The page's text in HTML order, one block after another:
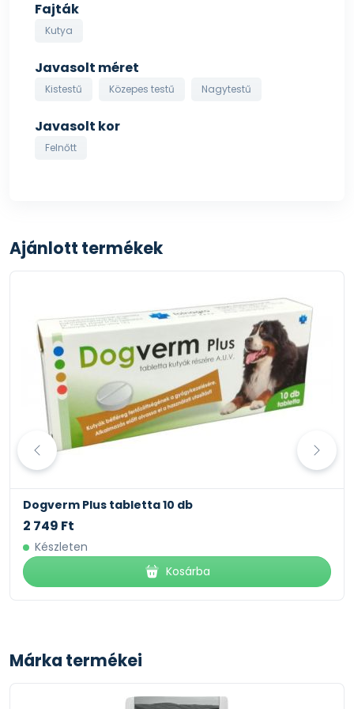
Fajták
Kutya
Javasolt méret
Kistestű Közepes testű Nagytestű
Javasolt kor
Felnőtt
Ajánlott termékek
Dogverm Plus tabletta 10 db
2 749 Ft
Készleten
Kosárba
Márka termékei